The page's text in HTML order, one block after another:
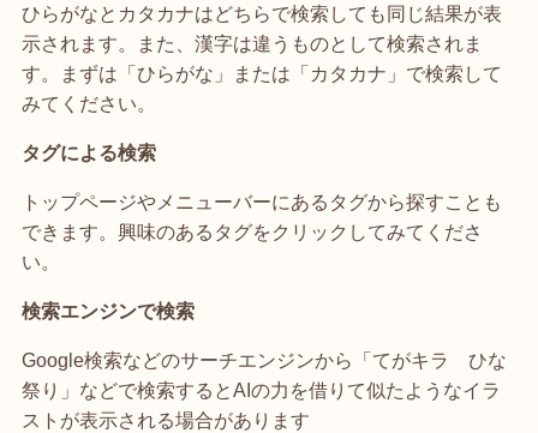
ひらがなとカタカナはどちらで検索しても同じ結果が表
示されます。また、漢字は違うものとして検索されま
す。まずは「ひらがな」または「カタカナ」で検索して
みてください。
タグによる検索
トップページやメニューバーにあるタグから探すことも
できます。興味のあるタグをクリックしてみてくださ
い。
検索エンジンで検索
Google検索などのサーチエンジンから「てがキラ ひな
祭り」などで検索するとAIの力を借りて似たようなイラ
ストが表示される場合があります